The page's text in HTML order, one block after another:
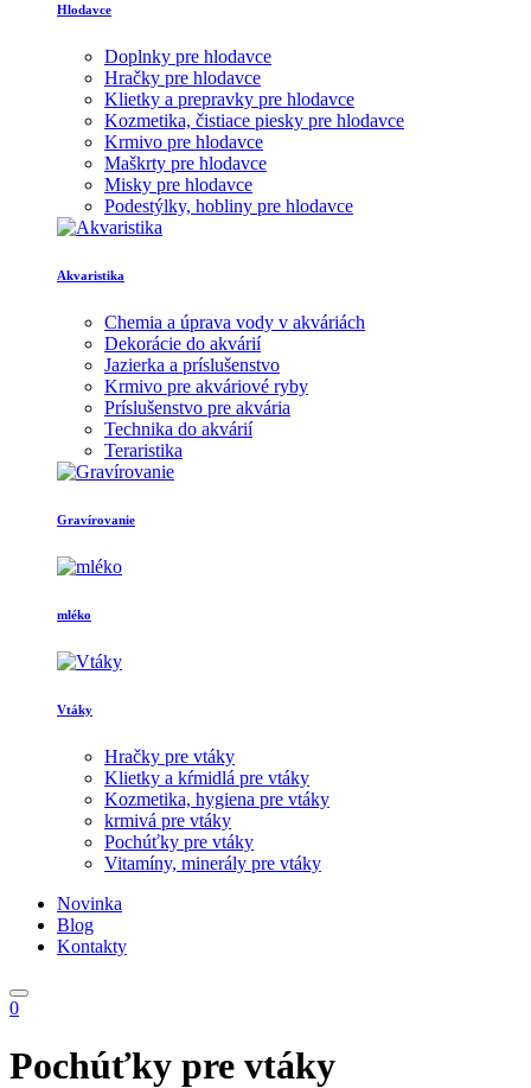
Hlodavce
Doplnky pre hlodavce
Hračky pre hlodavce
Klietky a prepravky pre hlodavce
Kozmetika, čistiace piesky pre hlodavce
Krmivo pre hlodavce
Maškrty pre hlodavce
Misky pre hlodavce
Podestýlky, hobliny pre hlodavce
Akvaristika
Chemia a úprava vody v akváriách
Dekorácie do akvárií
Jazierka a príslušenstvo
Krmivo pre akváriové ryby
Príslušenstvo pre akvária
Technika do akvárií
Teraristika
Gravírovanie
mléko
Vtáky
Hračky pre vtáky
Klietky a kŕmidlá pre vtáky
Kozmetika, hygiena pre vtáky
krmivá pre vtáky
Pochúťky pre vtáky
Vitamíny, minerály pre vtáky
Novinka
Blog
Kontakty
0
Pochúťky pre vtáky